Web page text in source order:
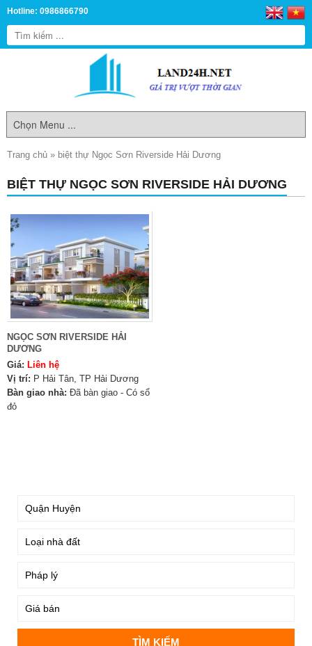
Hotline: 0986866790
Trang chủ » biệt thự Ngọc Sơn Riverside Hải Dương
BIỆT THỰ NGỌC SƠN RIVERSIDE HẢI DƯƠNG
NGỌC SƠN RIVERSIDE HẢI
DƯƠNG
Giá: Liên hệ
Vị trí: P Hải Tân, TP Hải Dương
Bàn giao nhà: Đã bàn giao - Có sổ
đỏ